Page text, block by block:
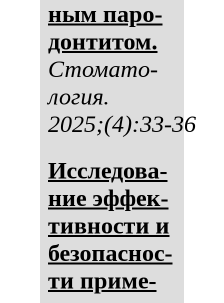
ным па­ро­
дон­ти­том.
Сто­ма­то­
ло­гия.
2025;(4):33-36
Ис­сле­до­ва­
ние эф­фек­
тив­нос­ти и
бе­зо­пас­нос­
ти при­ме­